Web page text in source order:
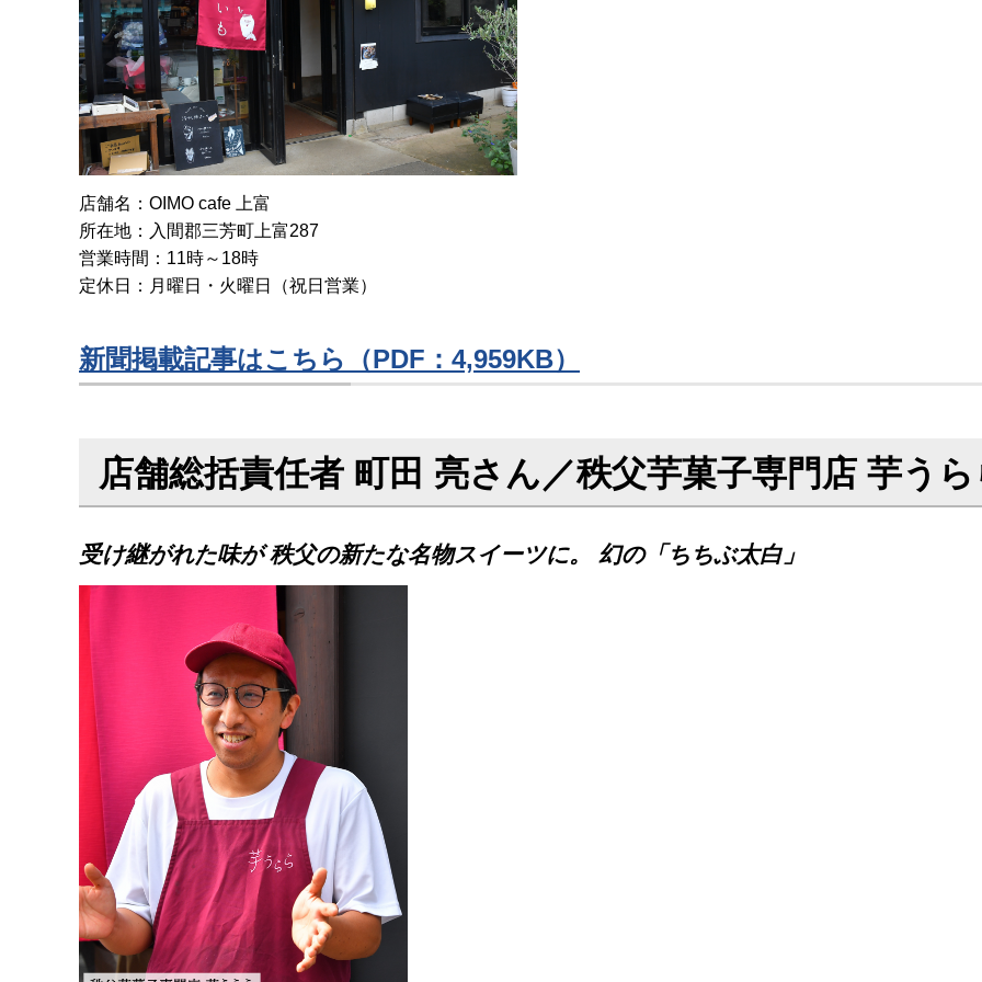
店舗名：OIMO cafe 上富
所在地：入間郡三芳町上富287
営業時間：11時～18時
定休日：月曜日・火曜日（祝日営業）
新聞掲載記事はこちら（PDF：4,959KB）
店舗総括責任者 町田 亮さん／秩父芋菓子専門店 芋う
受け継がれた味が 秩父の新たな名物スイーツに。 幻の「ちちぶ太白」